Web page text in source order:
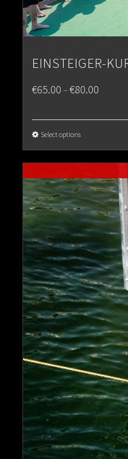
EINSTEIGER-
€65.00–€80.00
€80.00
Select options